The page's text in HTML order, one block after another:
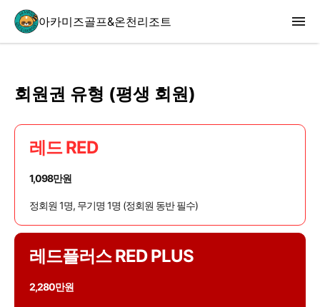
아카미즈골프&온천리조트
회원권 유형 (평생 회원)
레드 RED
1,098만원
정회원 1명, 무기명 1명 (정회원 동반 필수)
레드플러스 RED PLUS
2,280만원